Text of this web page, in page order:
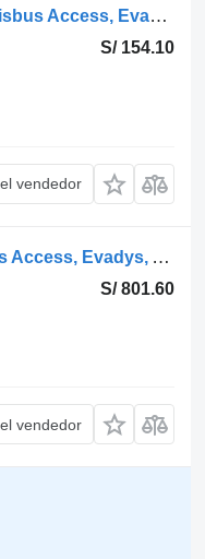
Knorr-Bremse otro (01.05-) DPM63AX válvula de control de freno para Irisbus Access, Evadys, Axer, Karosa, Recreo, Domino, Agora, Citelis, Eurorider (1999-) autobús
S/ 154.10
vendedor
WABCO otro (01.05-) 4614947040 válvula de control de freno para Irisbus Access, Evadys, Axer, Karosa, Recreo, Domino, Agora, Citelis, Eurorider (1999-) autobús
S/ 801.60
vendedor